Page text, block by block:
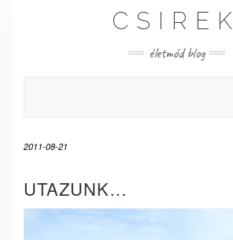
CSIREK
életmód blog
2011-08-21
UTAZUNK…